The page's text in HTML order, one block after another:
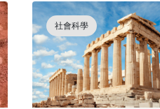
社會科學